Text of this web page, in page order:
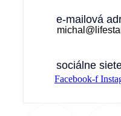
e-mailová
sociálne
Facebook-f